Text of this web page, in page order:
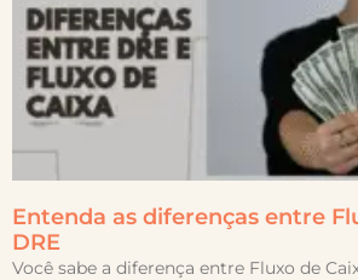
Entenda as diferenças entre
DRE
Você sabe a diferença entre Fluxo de